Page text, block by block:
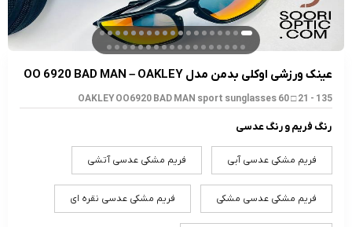
عینک ورزشی اوکلی بدمن مدل OO 6920 BAD MAN – OAKLEY
OAKLEY OO6920 BAD MAN sport sunglasses 60 □ 21 - 135
رنگ فریم و رنگ عدسی
فریم مشکی عدسی آبی فریم مشکی عدسی آتشی
فریم مشکی عدسی مشکی فریم مشکی عدسی نقره ای